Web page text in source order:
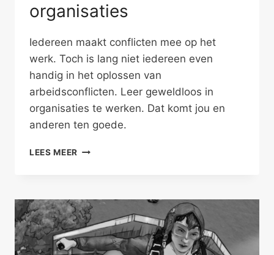
organisaties
Iedereen maakt conflicten mee op het
werk. Toch is lang niet iedereen even
handig in het oplossen van
arbeidsconflicten. Leer geweldloos in
organisaties te werken. Dat komt jou en
anderen ten goede.
LEES MEER GEWELDLOOS